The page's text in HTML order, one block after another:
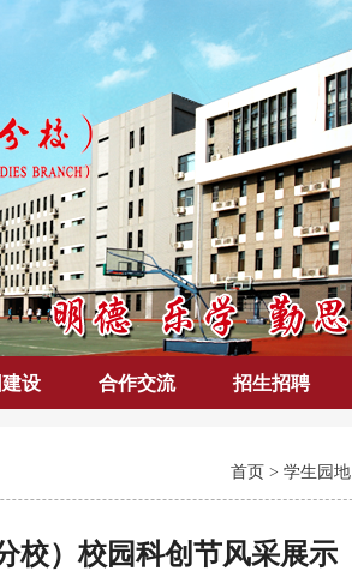
设 合作交流 招生招聘
首页 > 学生园地
）校园科创节风采展示